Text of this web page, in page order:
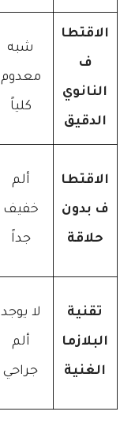
الاقتطا
ف
النانوي
الدقيق
شبه
معدوم
كلياً
الاقتطا
ف بدون
حلاقة
ألم
خفيف
جداً
تقنية
البلازما
الغنية
لا يوجد
ألم
جراحي